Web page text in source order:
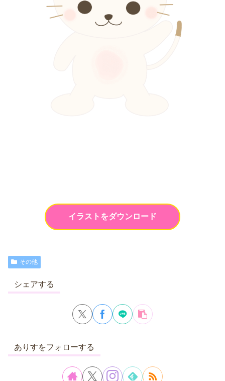
イラストをダウンロード
その他
シェアする
ありすをフォローする